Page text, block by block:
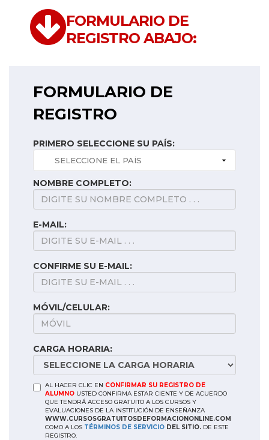
FORMULARIO DE
REGISTRO ABAJO:
FORMULARIO DE
REGISTRO
PRIMERO SELECCIONE SU PAÍS:
NOMBRE COMPLETO:
E-MAIL:
CONFIRME SU E-MAIL:
MÓVIL/CELULAR:
CARGA HORARIA:
AL HACER CLIC EN CONFIRMAR SU REGISTRO DE
ALUMNO USTED CONFIRMA ESTAR CIENTE Y DE ACUERDO
QUE TENDRÁ ACCESO GRATUITO A LOS CURSOS Y
EVALUACIONES DE LA INSTITUCIÓN DE ENSEÑANZA
WWW.CURSOSGRATUITOSDEFORMACIONONLINE.COM
COMO A LOS TÉRMINOS DE SERVICIO DEL SITIO. DE ESTE
REGISTRO.